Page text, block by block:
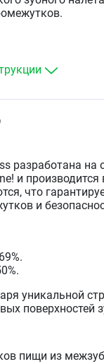
разработана на
и
что
и
уникальной
поверхностей
пищи из